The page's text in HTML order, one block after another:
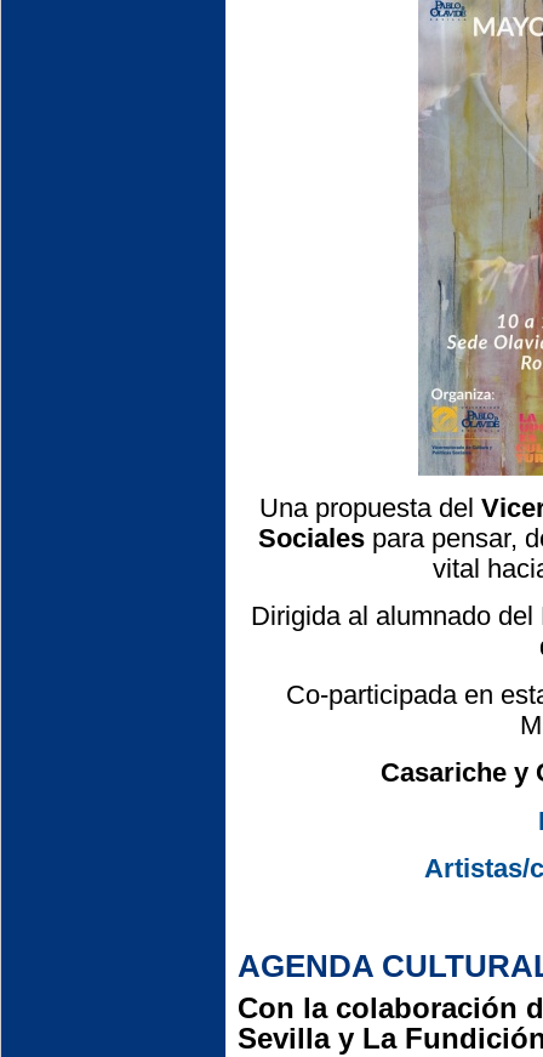
Una propuesta del
Sociales para pensar,
vital
Dirigida al alumnado
Co-participada en
Casariche y
Artistas/
AGENDA
Con la colaboración
Sevilla y La